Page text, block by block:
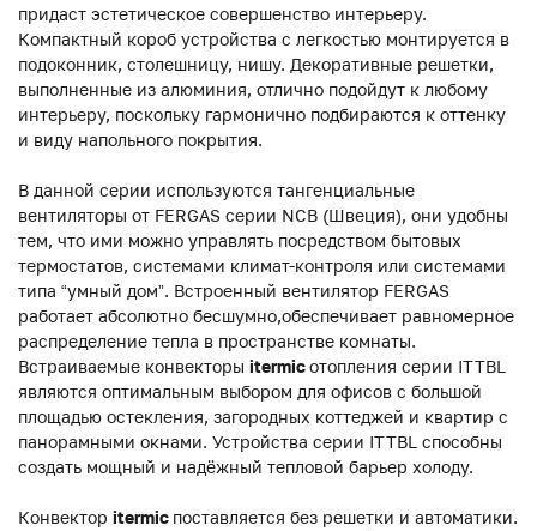
придаст эстетическое совершенство интерьеру.
Компактный короб устройства с легкостью монтируется в
подоконник, столешницу, нишу. Декоративные решетки,
выполненные из алюминия, отлично подойдут к любому
интерьеру, поскольку гармонично подбираются к оттенку
и виду напольного покрытия.
В данной серии используются тангенциальные
вентиляторы от FERGAS серии NCB (Швеция), они удобны
тем, что ими можно управлять посредством бытовых
термостатов, системами климат-контроля или системами
типа “умный дом”. Встроенный вентилятор FERGAS
работает абсолютно бесшумно,обеспечивает равномерное
распределение тепла в пространстве комнаты.
Встраиваемые конвекторы itermicотопления серии ITTBL
являются оптимальным выбором для офисов с большой
площадью остекления, загородных коттеджей и квартир с
панорамными окнами. Устройства серии ITTBL способны
создать мощный и надёжный тепловой барьер холоду.
Конвектор itermic поставляется без решетки и автоматики.